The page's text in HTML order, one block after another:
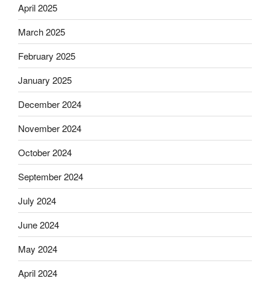
April 2025
March 2025
February 2025
January 2025
December 2024
November 2024
October 2024
September 2024
July 2024
June 2024
May 2024
April 2024